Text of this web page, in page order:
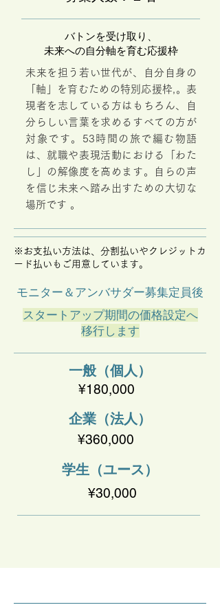
バトンを受け取り、
未来への自分軸を育む応援枠
未来を担う若い世代が、自分自身の
「軸」を育むための特別応援枠,。表
現者を志している方はもちろん、自
分らしい言葉を求めるすべての方が
対象です。53時間の旅で編む物語
は、就職や表現活動における「わた
し」の解像度を高めます。自らの声
を信じ未来へ踏み出すための大切な
場所です 。
※お支払い方法は、分割払いやクレジットカ
ード払いもご用意しています。
モニター＆アンバサダー募集定員後
​スタートアップ期間の価格設定へ
移行します
一般（個人）
¥180,000
​企業（法人）
¥360,000
学生（ユース）
¥30,000